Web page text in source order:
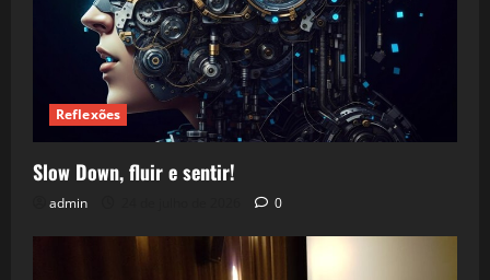
Reflexões
Slow Down, fluir e sentir!
admin 0